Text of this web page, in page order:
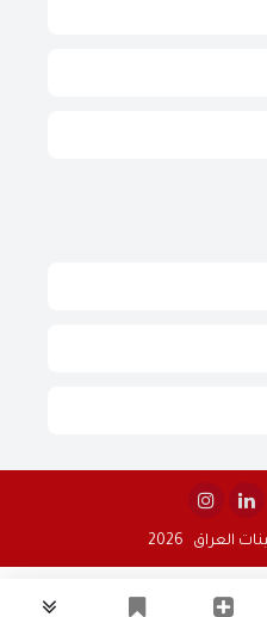
العراق 2026